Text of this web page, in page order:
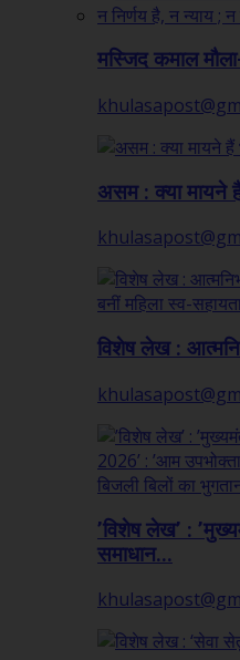
मस्जिद कमाल
असम : क्या मायने
विशेष लेख :
’विशेष लेख’ :
समाधान...